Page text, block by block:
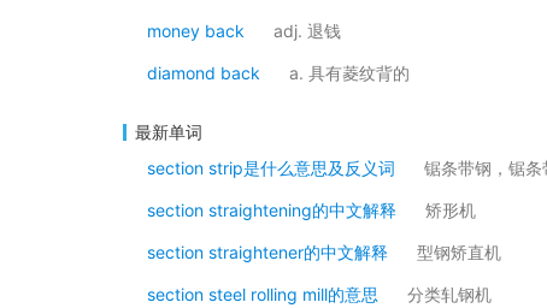
money back adj. 退钱
diamond back a. 具有菱纹背的
最新单词
section strip是什么意思及反义词
锯条带钢，锯
section straightening的中文解释 矫形机
section straightener的中文解释 型钢矫直机
section steel rolling mill的意思 分类轧钢机